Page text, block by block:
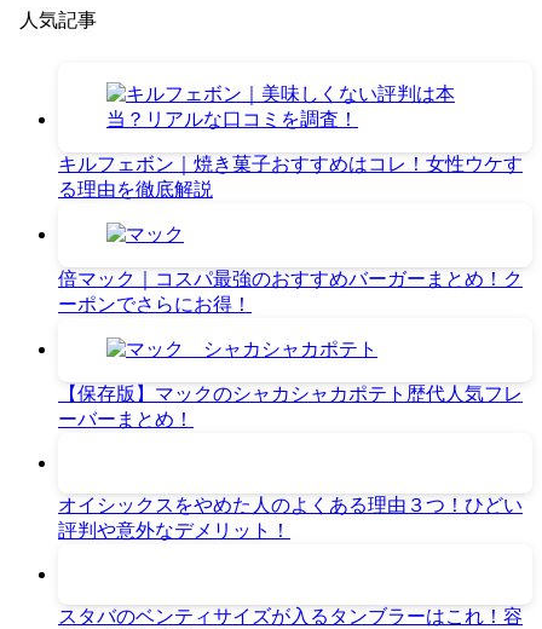
人気記事
キルフェボン｜焼き菓子おすすめはコレ！女性ウケす
る理由を徹底解説
倍マック｜コスパ最強のおすすめバーガーまとめ！ク
ーポンでさらにお得！
【保存版】マックのシャカシャカポテト歴代人気フレ
ーバーまとめ！
オイシックスをやめた人のよくある理由３つ！ひどい
評判や意外なデメリット！
スタバのベンティサイズが入るタンブラーはこれ！容